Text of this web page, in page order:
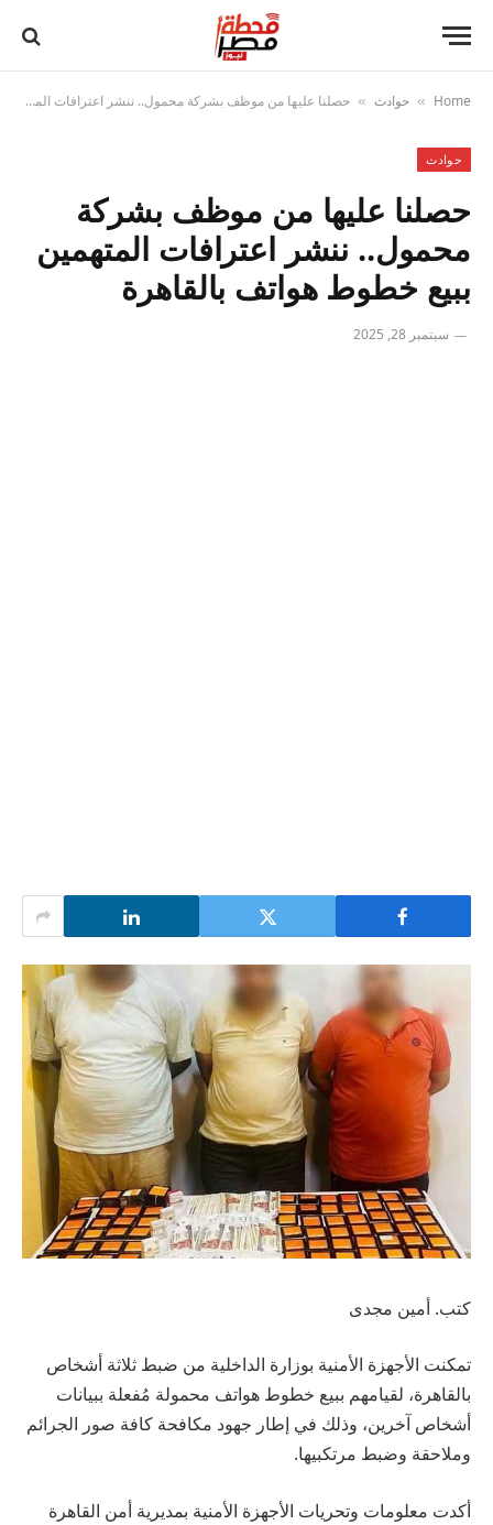
Home
» حوادث » حصلنا عليها من موظف بشركة محمول.. ننشر اعترافات المتهمين ببيع خطوط هواتف بالقاهرة
حوادث
حصلنا عليها من موظف بشركة
محمول.. ننشر اعترافات المتهمين
ببيع خطوط هواتف بالقاهرة
سبتمبر 28, 2025
كتب. أمين مجدى
تمكنت الأجهزة الأمنية بوزارة الداخلية من ضبط ثلاثة أشخاص
بالقاهرة، لقيامهم ببيع خطوط هواتف محمولة مُفعلة ببيانات
أشخاص آخرين، وذلك في إطار جهود مكافحة كافة صور الجرائم
وملاحقة وضبط مرتكبيها.
أكدت معلومات وتحريات الأجهزة الأمنية بمديرية أمن القاهرة